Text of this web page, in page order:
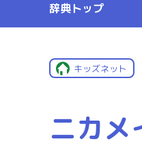
辞典トップ
キッズネット
ニカメ